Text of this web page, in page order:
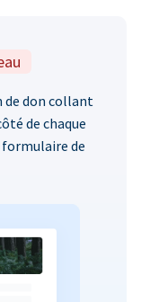
de don collant
de chaque
de